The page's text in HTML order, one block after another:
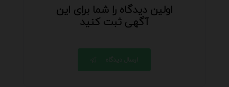
اولین دیدگاه را شما برای این
آگهی ثبت کنید
ارسال دیدگاه